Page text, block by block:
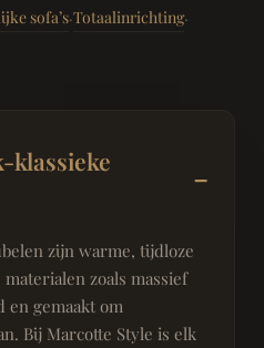
sofa’s·Totaalinrichting·
klassieke
zijn warme, tijdloze
zoals massief
gemaakt om
Bij Marcotte Style is elk